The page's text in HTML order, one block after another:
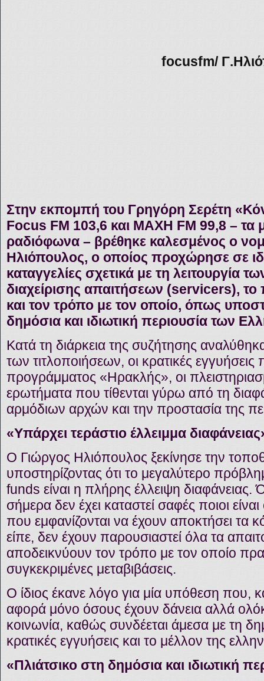
focusfm/ Γ
Στην εκπομπή του Γρηγόρη Σερέτη
Focus FM 103,6 και ΜΑΧΗ FM 99,8 – τα
ραδιόφωνα – βρέθηκε καλεσμένος ο
Ηλιόπουλος, ο οποίος προχώρησε σε
καταγγελίες σχετικά με τη λειτουργία
διαχείρισης απαιτήσεων (servicers),
και τον τρόπο με τον οποίο, όπως
δημόσια και ιδιωτική περιουσία των
Κατά τη διάρκεια της συζήτησης
των τιτλοποιήσεων, οι κρατικές
προγράμματος «Ηρακλής», οι
ερωτήματα που τίθενται γύρω από τη
αρμόδιων αρχών και την προστασία της
«Υπάρχει τεράστιο έλλειμμα
Ο Γιώργος Ηλιόπουλος ξεκίνησε την
υποστηρίζοντας ότι το μεγαλύτερο
funds είναι η πλήρης έλλειψη
σήμερα δεν έχει καταστεί σαφές ποιοι
που εμφανίζονται να έχουν αποκτήσει τα
είπε, δεν έχουν παρουσιαστεί όλα τα
αποδεικνύουν τον τρόπο με τον οποίο
συγκεκριμένες μεταβιβάσεις.
Ο ίδιος έκανε λόγο για μία υπόθεση που,
αφορά μόνο όσους έχουν δάνεια αλλά
κοινωνία, καθώς συνδέεται άμεσα με τη
κρατικές εγγυήσεις και το μέλλον της
«Πλιάτσικο στη δημόσια και ιδιωτική